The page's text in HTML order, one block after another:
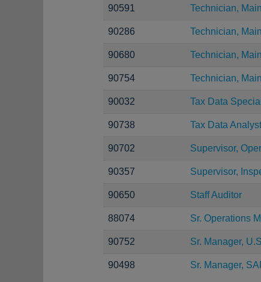
90591 Technician,
90286 Technician,
90680 Technician,
90754 Technician,
90032 Tax Data
90738 Tax Data Analyst
90702 Supervisor,
90357 Supervisor,
90650 Staff Auditor
88074 Sr. Operations
90752 Sr. Manager,
90498 Sr. Manager,